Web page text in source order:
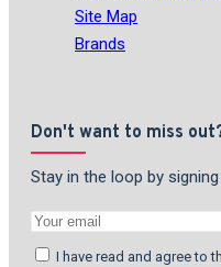
Site Map
Brands
Don't want to miss
Stay in the loop by
I have read and agree to